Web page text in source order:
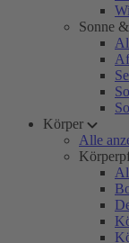
Sonne
Körper
Alle